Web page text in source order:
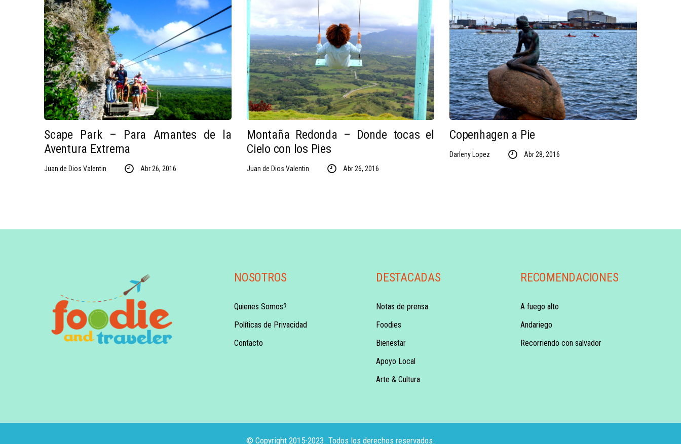
Scape Park – Para Amantes de la
Aventura Extrema
Juan de Dios Valentin Abr 26, 2016
Montaña Redonda – Donde tocas el
Cielo con los Pies
Juan de Dios Valentin Abr 26, 2016
Copenhagen a Pie
Darleny Lopez Abr 28, 2016
NOSOTROS
Quienes Somos?
Políticas de Privacidad
Contacto
DESTACADAS
Notas de prensa
Foodies
Bienestar
Apoyo Local
Arte & Cultura
RECOMENDACIONES
A fuego alto
Andariego
Recorriendo con salvador
© Copyright 2015-2023. Todos los derechos reservados.